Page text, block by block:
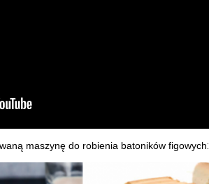
maszynę do robienia batoników figowych: